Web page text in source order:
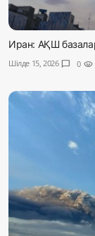
Иран: АҚШ
Шілде 15, 2026 chat_bubble 0 visibility